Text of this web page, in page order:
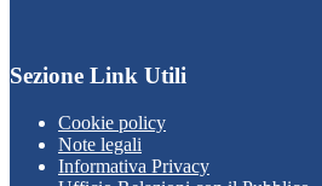
Sezione Link Utili
Cookie policy
Note legali
Informativa Privacy